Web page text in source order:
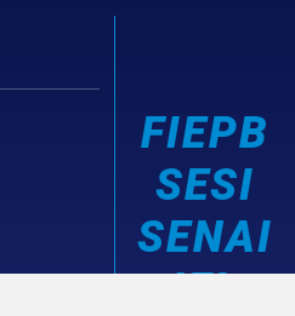
FIEPB
SESI
SENAI
IEL